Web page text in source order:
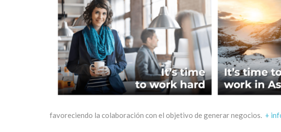
favoreciendo la colaboración con el objetivo de generar negocios. +